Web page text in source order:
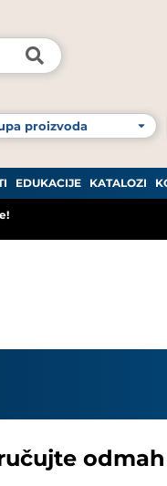
EDUKACIJE KATALOZI